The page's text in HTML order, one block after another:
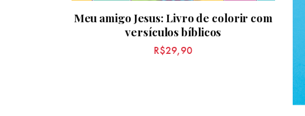
Meu amigo Jesus: Livro de colorir com
versículos bíblicos
R$29,90